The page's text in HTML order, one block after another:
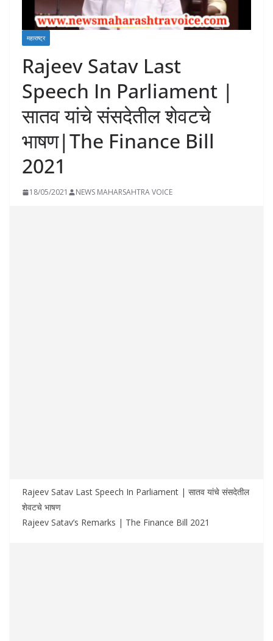
महाराष्ट्र
Rajeev Satav Last
Speech In Parliament |
सातव यांचे संसदेतील शेवटचे
भाषण|The Finance Bill
2021
18/05/2021 NEWS MAHARSAHTRA VOICE
Rajeev Satav Last Speech In Parliament | सातव यांचे संसदेतील
शेवटचे भाषण
Rajeev Satav’s Remarks | The Finance Bill 2021